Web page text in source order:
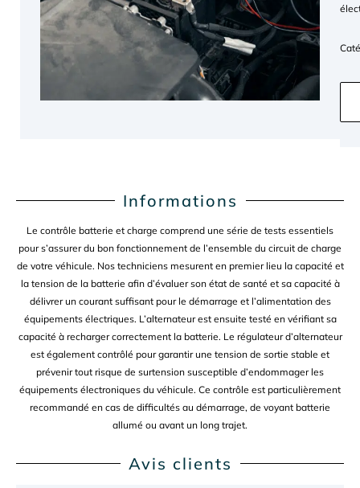
Informations
Le contrôle batterie et charge comprend une série de tests essentiels
pour s’assurer du bon fonctionnement de l’ensemble du circuit de charge
de votre véhicule. Nos techniciens mesurent en premier lieu la capacité et
la tension de la batterie afin d’évaluer son état de santé et sa capacité à
délivrer un courant suffisant pour le démarrage et l’alimentation des
équipements électriques. L’alternateur est ensuite testé en vérifiant sa
capacité à recharger correctement la batterie. Le régulateur d’alternateur
est également contrôlé pour garantir une tension de sortie stable et
prévenir tout risque de surtension susceptible d’endommager les
équipements électroniques du véhicule. Ce contrôle est particulièrement
recommandé en cas de difficultés au démarrage, de voyant batterie
allumé ou avant un long trajet.
Avis clients